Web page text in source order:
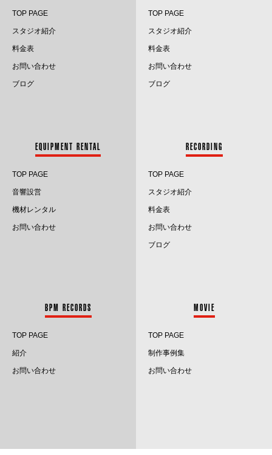
2024.6
2024.2
2023.12
2023.11
2023.7
TOP PAGE
スタジオ紹介
料金表
お問い合わせ
ブログ
TOP PAGE
スタジオ紹介
料金表
お問い合わせ
ブログ
EQUIPMENT RENTAL
TOP PAGE
音響設営
機材レンタル
お問い合わせ
RECORDING
TOP PAGE
スタジオ紹介
料金表
お問い合わせ
ブログ
BPM RECORDS
TOP PAGE
紹介
お問い合わせ
MOVIE
TOP PAGE
制作事例集
お問い合わせ